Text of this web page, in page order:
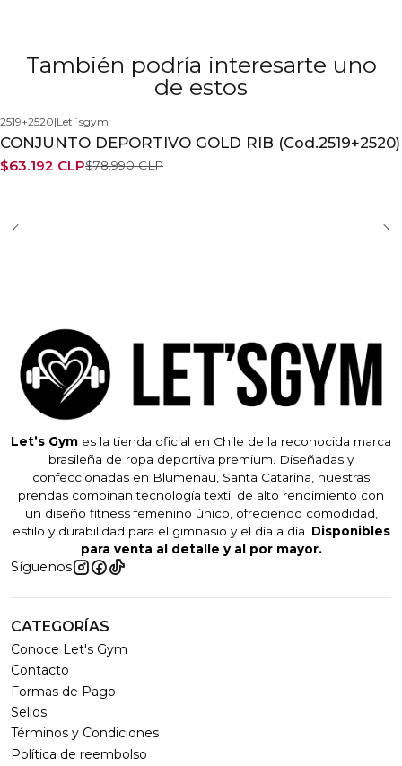
También podría interesarte uno
de estos
2519+2520|Let´sgym
CONJUNTO DEPORTIVO GOLD RIB (Cod.2519+2520)
$63.192 CLP$78.990 CLP
Let’s Gym es la tienda oficial en Chile de la reconocida marca
brasileña de ropa deportiva premium. Diseñadas y
confeccionadas en Blumenau, Santa Catarina, nuestras
prendas combinan tecnología textil de alto rendimiento con
un diseño fitness femenino único, ofreciendo comodidad,
estilo y durabilidad para el gimnasio y el día a día. Disponibles
para venta al detalle y al por mayor.
Síguenos
CATEGORÍAS
Conoce Let's Gym
Contacto
Formas de Pago
Sellos
Términos y Condiciones
Política de reembolso